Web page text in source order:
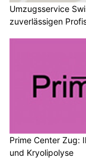
Umzugsservice
zuverlässigen
Prime Center Zug:
und Kryolipolyse